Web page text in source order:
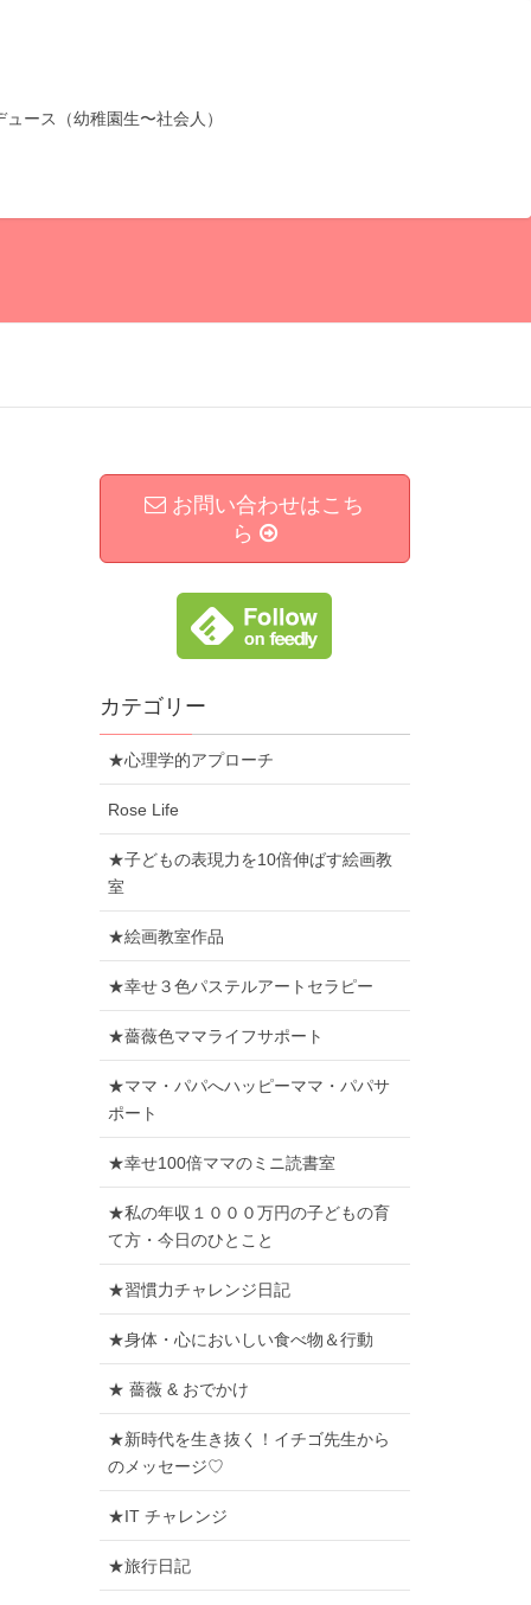
ース（幼稚園生〜社会人）
お問い合わせはこち
ら
カテゴリー
★心理学的アプローチ
Rose Life
★子どもの表現力を10倍伸ばす絵画教
室
★絵画教室作品
★幸せ３色パステルアートセラピー
★薔薇色ママライフサポート
★ママ・パパへハッピーママ・パパサ
ポート
★幸せ100倍ママのミニ読書室
★私の年収１０００万円の子どもの育
て方・今日のひとこと
★習慣力チャレンジ日記
★身体・心においしい食べ物＆行動
★ 薔薇 & おでかけ
★新時代を生き抜く！イチゴ先生から
のメッセージ♡
★IT チャレンジ
★旅行日記